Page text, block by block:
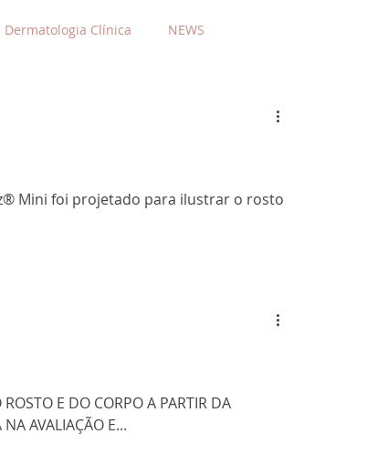
Dermatologia Clínica NEWS
Mini foi projetado para ilustrar o rosto
E DO CORPO A PARTIR DA
AVALIAÇÃO E...